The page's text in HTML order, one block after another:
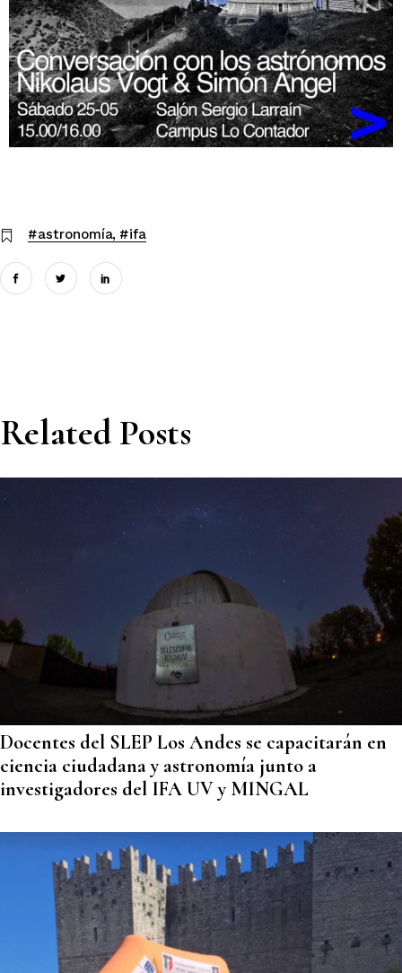
#astronomía #ifa
Related Posts
Docentes del SLEP Los Andes se capacitarán en
ciencia ciudadana y astronomía junto a
investigadores del IFA UV y MINGAL